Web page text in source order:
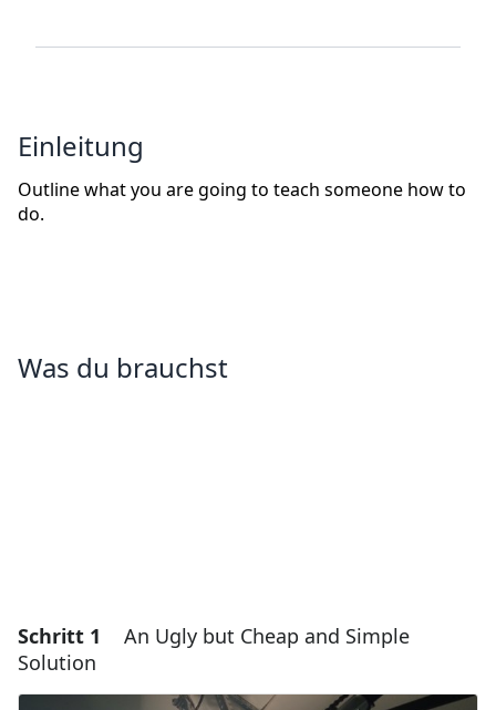
Einleitung
Outline what you are going to teach someone how to
do.
Was du brauchst
Schritt 1
An Ugly but Cheap and Simple
Solution